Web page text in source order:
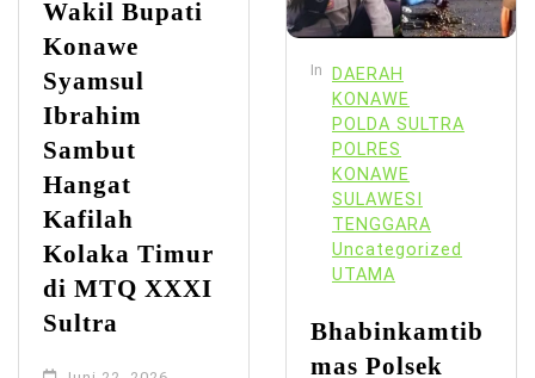
Wakil Bupati
Konawe
Syamsul
Ibrahim
Sambut
Hangat
Kafilah
Kolaka Timur
di MTQ XXXI
Sultra
In
DAERAH
KONAWE
POLDA SULTRA
POLRES
KONAWE
SULAWESI
TENGGARA
Uncategorized
UTAMA
Bhabinkamtib
mas Polsek